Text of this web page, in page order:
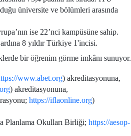
üniversite ve bölümleri arasında
ise 22’nci kampüsüne sahip.
8 yıldır Türkiye 1'incisi.
bir öğrenim görme imkânı sunuyor.
www.abet.org) akreditasyonuna,
) akreditasyonuna,
https://iflaonline.org)
Planlama Okulları Birliği; https://aesop-